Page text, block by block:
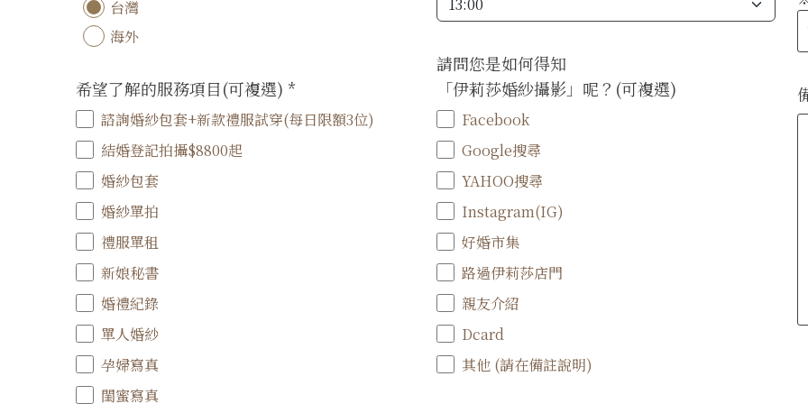
台灣
海外
希望了解的服務項目(可複選) *
諮詢婚紗包套+新款禮服試穿(每日限額3位)
結婚登記拍攝$8800起
婚紗包套
婚紗單拍
禮服單租
新娘秘書
婚禮紀錄
單人婚紗
孕婦寫真
閨蜜寫真
請問您是如何得知
「伊莉莎婚紗攝影」呢？(可複選)
Facebook
Google搜尋
YAHOO搜尋
Instagram(IG)
好婚市集
路過伊莉莎店門
親友介紹
Dcard
其他 (請在備註說明)